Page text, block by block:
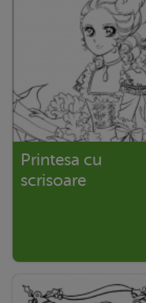
Printesa cu
scrisoare